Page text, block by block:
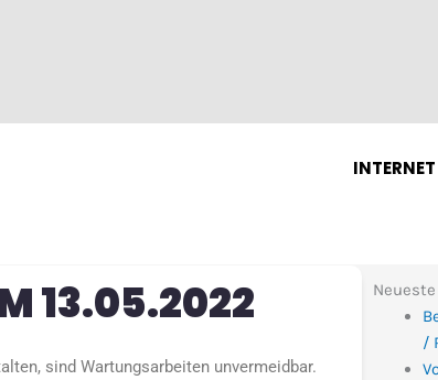
INTERNET
13.05.2022
sind Wartungsarbeiten unvermeidbar.
/